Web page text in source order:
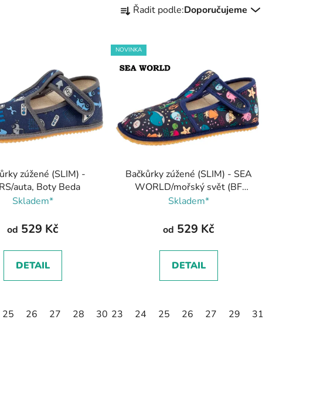
a
e
n
í
o
d
k
Řadit podle:Doporučujeme
zúžené (SLIM) -
auta, Boty Beda
Skladem*
od 529 Kč
DETAIL
25 26 27 28 30 31
NOVINKA
Bačkůrky zúžené (SLIM) - SEA
WORLD/mořský svět (BF
060010/W/02), Boty Beda
Skladem*
od 529 Kč
DETAIL
23 24 25 26 27 29 31